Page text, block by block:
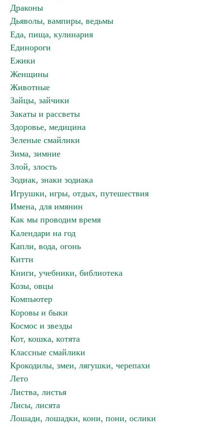
Драконы
Дьяволы, вампиры, ведьмы
Еда, пища, кулинария
Единороги
Ежики
Женщины
Животные
Зайцы, зайчики
Закаты и рассветы
Здоровье, медицина
Зеленые смайлики
Зима, зимние
Злой, злость
Зодиак, знаки зодиака
Игрушки, игры, отдых, путешествия
Имена, для имянин
Как мы проводим время
Календари на год
Капли, вода, огонь
Китти
Книги, учебники, библиотека
Козы, овцы
Компьютер
Коровы и быки
Космос и звезды
Кот, кошка, котята
Классные смайлики
Крокодилы, змеи, лягушки, черепахи
Лето
Листва, листья
Лисы, лисята
Лошади, лошадки, кони, пони, ослики